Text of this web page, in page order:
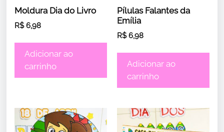
Moldura Dia do Livro
R$6,98
Adicionar ao
carrinho
Pílulas Falantes da
Emília
R$6,98
Adicionar ao
carrinho